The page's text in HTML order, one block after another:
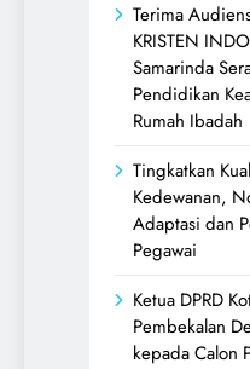
Terima
KRISTEN
Samarinda
Pendidikan
Rumah Ibadah
Tingkatkan
Kedewanan,
Adaptasi dan
Pegawai
Ketua DPRD
Pembekalan
kepada Calon